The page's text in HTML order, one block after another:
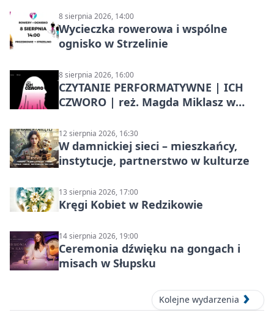
8 sierpnia 2026, 14:00
Wycieczka rowerowa i wspólne
ognisko w Strzelinie
8 sierpnia 2026, 16:00
CZYTANIE PERFORMATYWNE | ICH
CZWORO | reż. Magda Miklasz w
12 sierpnia 2026, 16:30
W damnickiej sieci – mieszkańcy,
instytucje, partnerstwo w kulturze
13 sierpnia 2026, 17:00
Kręgi Kobiet w Redzikowie
14 sierpnia 2026, 19:00
Ceremonia dźwięku na gongach i
misach w Słupsku
Kolejne wydarzenia